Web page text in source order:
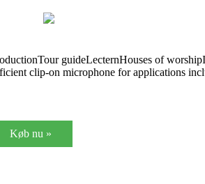
guideLecternHouses of
clip-on microphone for applications
Køb nu »